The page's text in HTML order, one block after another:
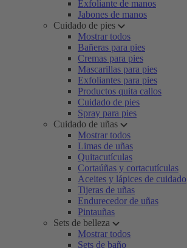
Exfoliante de manos
Jabones de manos
Cuidado de pies
Mostrar todos
Bañeras para pies
Cremas para pies
Mascarillas para pies
Exfoliantes para pies
Productos quita callos
Cuidado de pies
Spray para pies
Cuidado de uñas
Mostrar todos
Limas de uñas
Quitacutículas
Cortaúñas y cortacutículas
Aceites y lápices de cuidado
Tijeras de uñas
Endurecedor de uñas
Pintauñas
Sets de belleza
Mostrar todos
Sets de baño